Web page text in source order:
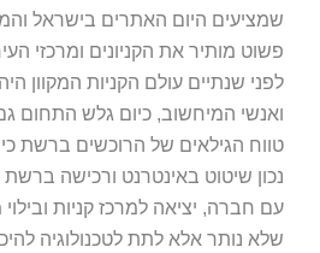
שמציעים היום האתרים בישראל
פשוט מותיר את הקניונים ומרכזי
לפני שנתיים עולם הקניות המקוון
ואנשי המיחשוב, כיום גלש התחום
נכון שיטוט באינטרנט ורכישה ברשת
עם חברה, יציאה למרכז קניות
שלא נותר אלא לתת לטכנולוגיה